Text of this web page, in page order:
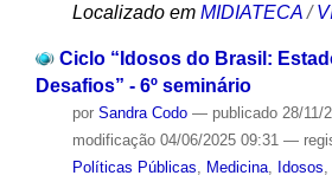
Localizado em MIDIATECA /
Ciclo “Idosos do Brasil:
Desafios” - 6º seminário
por Sandra Codo — publicado28/11/
modificação04/06/2025 09:31 —
Políticas Públicas
Medicina, Idosos